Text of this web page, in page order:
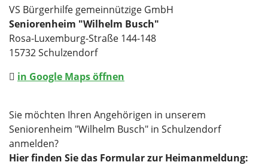
VS Bürgerhilfe gemeinnützige GmbH
Seniorenheim "Wilhelm Busch"
Rosa-Luxemburg-Straße 144-148
15732 Schulzendorf
in Google Maps öffnen
Sie möchten Ihren Angehörigen in unserem
Seniorenheim "Wilhelm Busch" in Schulzendorf
anmelden?
Hier finden Sie das Formular zur Heimanmeldung: